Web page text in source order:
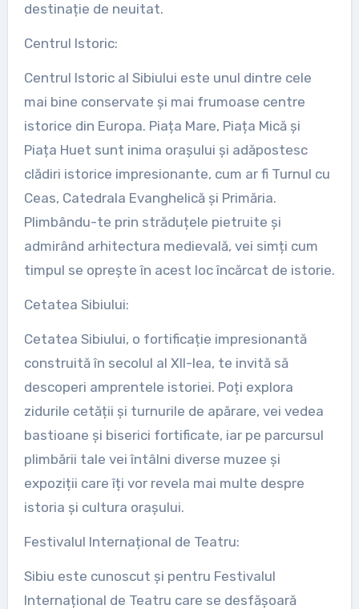
destinație de neuitat.
Centrul Istoric:
Centrul Istoric al Sibiului este unul dintre cele
mai bine conservate și mai frumoase centre
istorice din Europa. Piața Mare, Piața Mică și
Piața Huet sunt inima orașului și adăpostesc
clădiri istorice impresionante, cum ar fi Turnul cu
Ceas, Catedrala Evanghelică și Primăria.
Plimbându-te prin străduțele pietruite și
admirând arhitectura medievală, vei simți cum
timpul se oprește în acest loc încărcat de istorie.
Cetatea Sibiului:
Cetatea Sibiului, o fortificație impresionantă
construită în secolul al XII-lea, te invită să
descoperi amprentele istoriei. Poți explora
zidurile cetății și turnurile de apărare, vei vedea
bastioane și biserici fortificate, iar pe parcursul
plimbării tale vei întâlni diverse muzee și
expoziții care îți vor revela mai multe despre
istoria și cultura orașului.
Festivalul Internațional de Teatru:
Sibiu este cunoscut și pentru Festivalul
Internațional de Teatru care se desfășoară